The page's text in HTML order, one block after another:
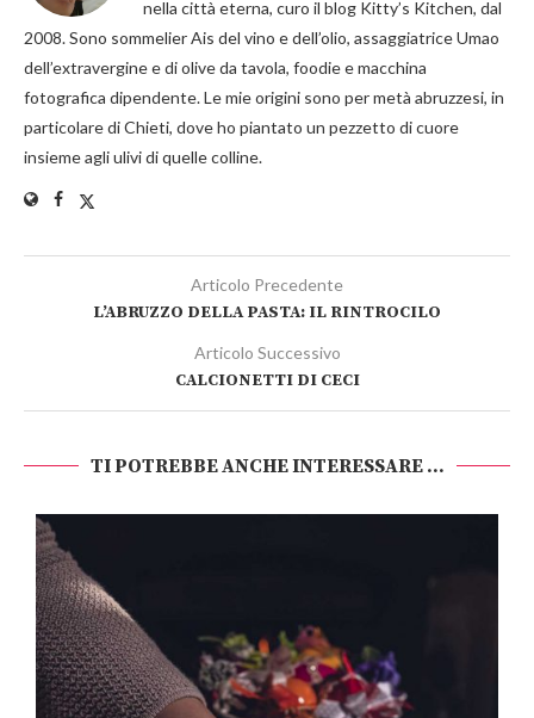
nella città eterna, curo il blog Kitty’s Kitchen, dal
2008. Sono sommelier Ais del vino e dell’olio, assaggiatrice Umao
dell’extravergine e di olive da tavola, foodie e macchina
fotografica dipendente. Le mie origini sono per metà abruzzesi, in
particolare di Chieti, dove ho piantato un pezzetto di cuore
insieme agli ulivi di quelle colline.
Articolo Precedente
L’ABRUZZO DELLA PASTA: IL RINTROCILO
Articolo Successivo
CALCIONETTI DI CECI
TI POTREBBE ANCHE INTERESSARE ...